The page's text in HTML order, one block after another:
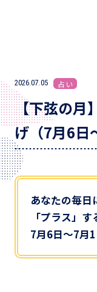
2026.07.05 占い
【下弦の月
げ（7月6日
あなたの毎日
「プラス」
7月6日～7月